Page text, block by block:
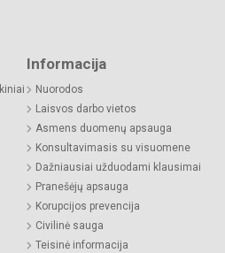
Informacija
Nuorodos
Laisvos darbo vietos
Asmens duomenų apsauga
Konsultavimasis su visuomene
Dažniausiai užduodami klausimai
Pranešėjų apsauga
Korupcijos prevencija
Civilinė sauga
Teisinė informacija